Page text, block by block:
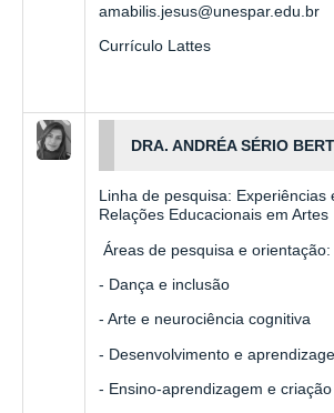
amabilis.jesus@unespar.edu.br
Currículo Lattes
DRA. ANDRÉA SÉRIO
Linha de pesquisa: Experiências
Relações Educacionais em Artes
Áreas de pesquisa e orientação:
- Dança e inclusão
- Arte e neurociência cognitiva
- Desenvolvimento e
- Ensino-aprendizagem e